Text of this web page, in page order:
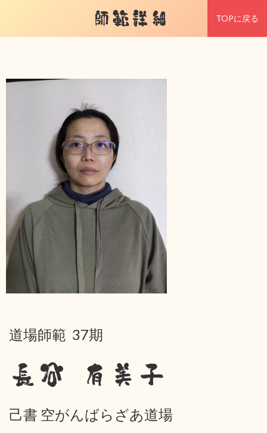
師範詳細 TOPに戻る
道場師範 37期
長谷 有美子
己書 空がんばらざあ道場